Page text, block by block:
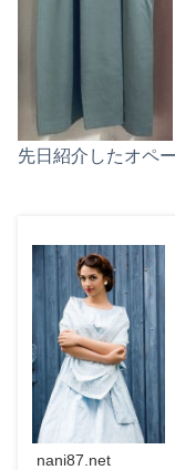
先日紹介したオペ
nani87.net